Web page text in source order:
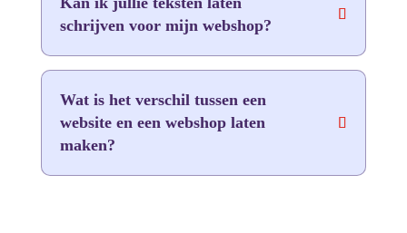
schrijven voor mijn webshop?
Wat is het verschil tussen een
website en een webshop laten
maken?